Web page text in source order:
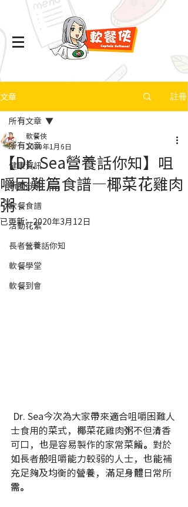
文章 註冊
所有文章
健康資訊
新聞分享
軟餐食譜
活動花絮
長者營養話你知
軟餐學堂
軟餐到會
所有文章
【Dr. Sea營養話你知】咀
嚼困難篇食譜—椰菜花雞肉
粥
軟餐俠
2020年1月6日
已更新：2020年3月12日
士食用的菜式，椰菜花雞肉粥不但清香
可口，也是容易製作的家常菜餚。對於
如長者般咀嚼能力較弱的人士，也能補
充足夠及均衡的營養，滿足身體日常所
需。